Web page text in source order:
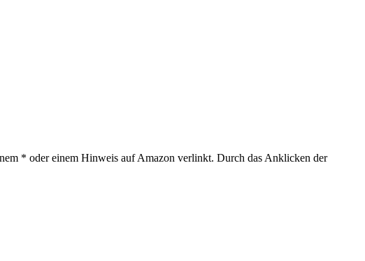
* oder einem Hinweis auf Amazon verlinkt. Durch das Anklicken der